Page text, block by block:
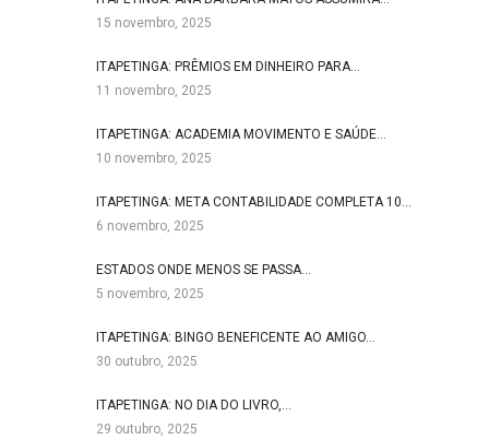
15 novembro, 2025
ITAPETINGA: PRÊMIOS EM DINHEIRO PARA…
11 novembro, 2025
ITAPETINGA: ACADEMIA MOVIMENTO E SAÚDE…
10 novembro, 2025
ITAPETINGA: META CONTABILIDADE COMPLETA 10…
6 novembro, 2025
ESTADOS ONDE MENOS SE PASSA…
5 novembro, 2025
ITAPETINGA: BINGO BENEFICENTE AO AMIGO…
30 outubro, 2025
ITAPETINGA: NO DIA DO LIVRO,…
29 outubro, 2025